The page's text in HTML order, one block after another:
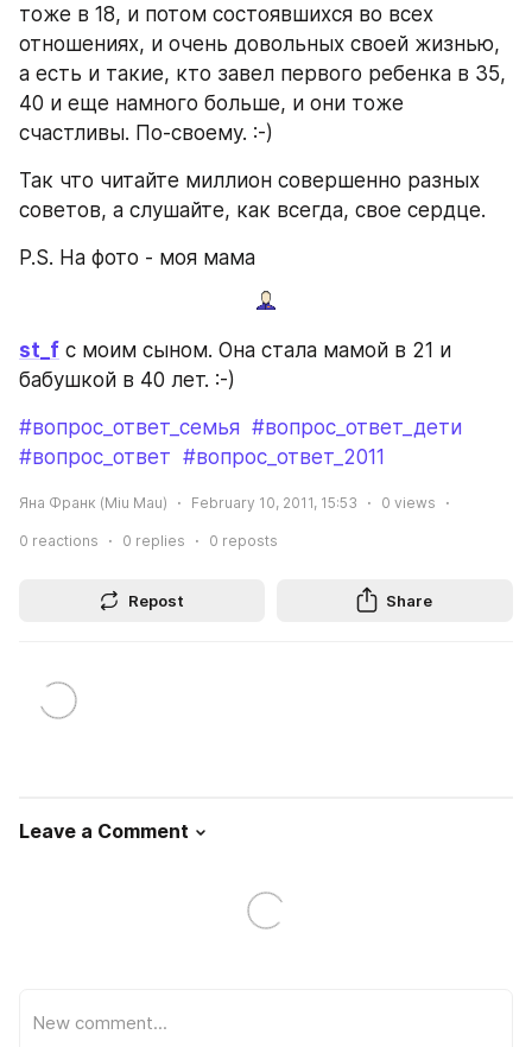
тоже в 18, и потом состоявшихся во всех
отношениях, и очень довольных своей жизнью,
а есть и такие, кто завел первого ребенка в 35,
40 и еще намного больше, и они тоже
счастливы. По-своему. :-)
Так что читайте миллион совершенно разных
советов, а слушайте, как всегда, свое сердце.
P.S. На фото - моя мама
st_f с моим сыном. Она стала мамой в 21 и
бабушкой в 40 лет. :-)
#вопрос_ответ_семья #вопрос_ответ_дети
#вопрос_ответ #вопрос_ответ_2011
Яна Франк (Miu Mau) February 10, 2011, 15:53 0 views
0 reactions 0 replies 0 reposts
Repost Share
Leave a Comment